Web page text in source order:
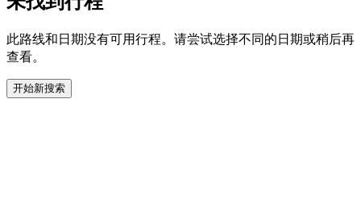
此路线和日期没有可用行程。请尝试选择不同的日期或稍后再
查看。
开始新搜索